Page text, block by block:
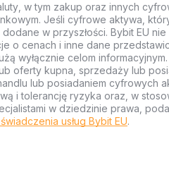
w tym zakup oraz innych
Jeśli cyfrowe aktywa,
w przyszłości. Bybit EU
o cenach i inne dane
wyłącznie celom
oferty kupna, sprzedaży lub
lub posiadaniem cyfrowych
i tolerancję ryzyka oraz, w
w dziedzinie prawa,
usług Bybit EU.